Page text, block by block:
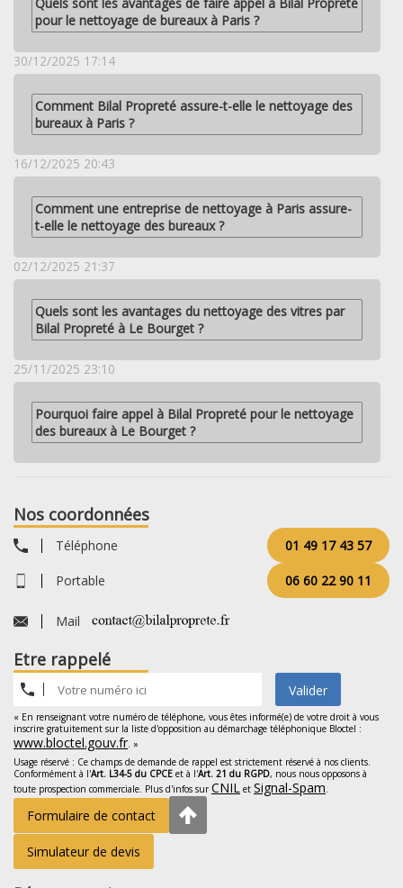
pour le nettoyage de bureaux à Paris ?
30/12/2025 17:14
Comment Bilal Propreté assure-t-elle le nettoyage des
bureaux à Paris ?
16/12/2025 20:43
Comment une entreprise de nettoyage à Paris assure-
t-elle le nettoyage des bureaux ?
02/12/2025 21:37
Quels sont les avantages du nettoyage des vitres par
Bilal Propreté à Le Bourget ?
25/11/2025 23:10
Pourquoi faire appel à Bilal Propreté pour le nettoyage
des bureaux à Le Bourget ?
Nos coordonnées
Téléphone 01 49 17 43 57
Portable 06 60 22 90 11
Mail
Etre rappelé
Valider
« En renseignant votre numéro de téléphone, vous êtes informé(e) de votre droit à vous
inscrire gratuitement sur la liste d'opposition au démarchage téléphonique Bloctel :
www.bloctel.gouv.fr. »
Usage réservé : Ce champs de demande de rappel est strictement réservé à nos clients.
Conformément à l'Art. L34-5 du CPCE et à l'Art. 21 du RGPD, nous nous opposons à
toute prospection commerciale. Plus d'infos surCNIL et Signal-Spam.
Formulaire de contact
Simulateur de devis